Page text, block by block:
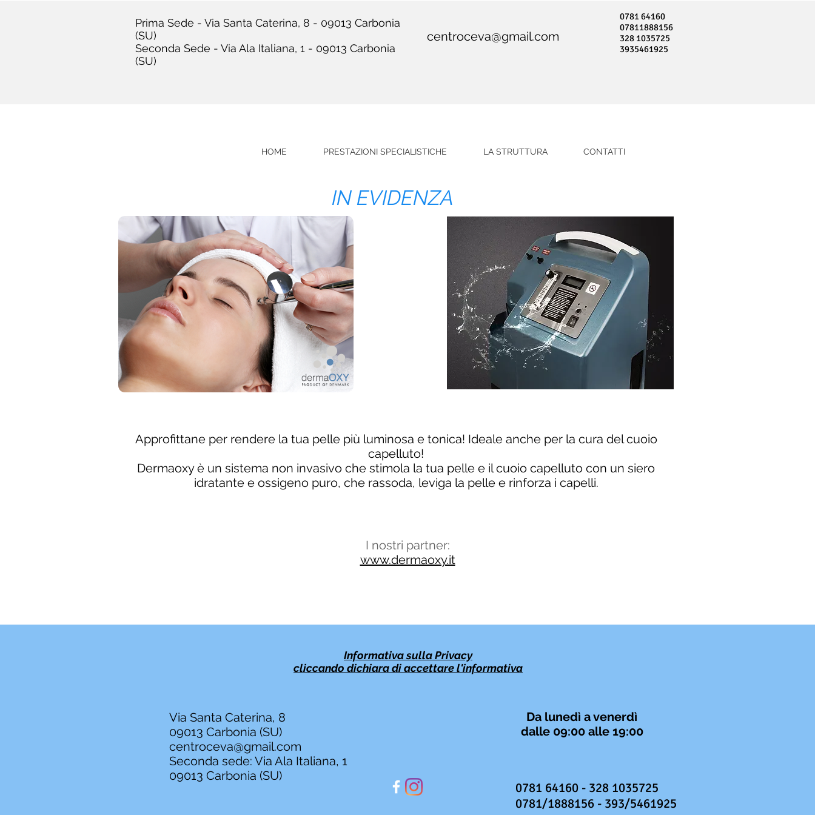
Prima Sede - Via Santa Caterina, 8 - 09013 Carbonia
(SU)
Seconda Sede - Via Ala Italiana, 1 - 09013 Carbonia
(SU)
centroceva@gmail.com
0781 64160
07811888156
328 1035725
3935461925
HOME PRESTAZIONI SPECIALISTICHE LA STRUTTURA CONTATTI
IN EVIDENZA
Approfittane per rendere la tua pelle più luminosa e tonica! Ideale anche per la cura del cuoio
capelluto!
Dermaoxy è un sistema non invasivo che stimola la tua pelle e il cuoio capelluto con un siero
idratante e ossigeno puro, che rassoda, leviga la pelle e rinforza i capelli.
I nostri partner:
www.dermaoxy.it
Informativa sulla Privacy
cliccando dichiaradi accettare l'informativa
Via Santa Caterina, 8
09013 Carbonia (SU)
centroceva@gmail.com
Seconda sede: Via Ala Italiana, 1
09013 Carbonia (SU)
Da lunedì a venerdì
dalle 09:00 alle 19:00
0781 64160 - 328 1035725
0781/1888156 - 393/5461925